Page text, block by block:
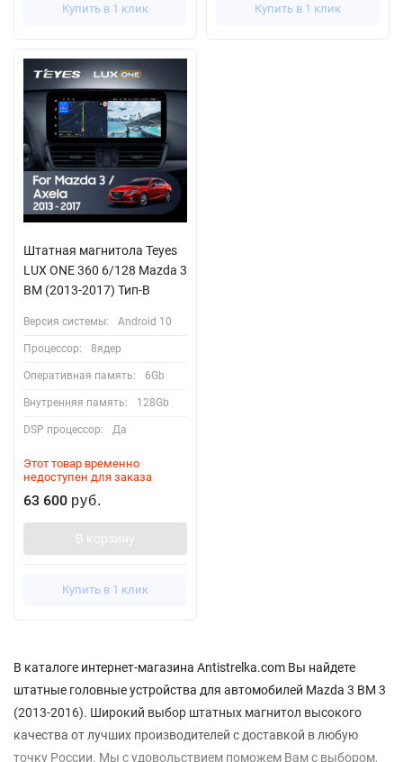
Купить в 1 клик Купить в 1 клик
Штатная магнитола Teyes
LUX ONE 360 6/128 Mazda 3
BM (2013-2017) Тип-B
Версия системы: Android 10
Процессор: 8ядер
Оперативная память: 6Gb
Внутренняя память: 128Gb
DSP процессор: Да
Этот товар временно
недоступен для заказа
63 600 руб.
В корзину
Купить в 1 клик
В каталоге интернет-магазина Antistrelka.com Вы найдете
штатные головные устройства для автомобилей Mazda 3 BM 3
(2013-2016). Широкий выбор штатных магнитол высокого
качества от лучших производителей с доставкой в любую
точку России. Мы с удовольствием поможем Вам с выбором,